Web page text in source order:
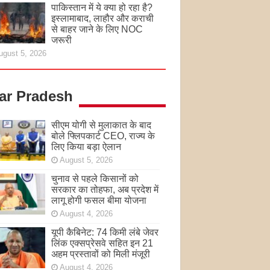
पाकिस्तान में ये क्या हो रहा है?
इस्लामाबाद, लाहौर और कराची
से बाहर जाने के लिए NOC
जरूरी
5, 2026
Pradesh
सीएम योगी से मुलाकात के बाद
बोले फ्लिपकार्ट CEO, राज्य के
लिए किया बड़ा ऐलान
August 5, 2026
चुनाव से पहले किसानों को
सरकार का तोहफा, अब प्रदेश में
लागू होगी फसल बीमा योजना
August 4, 2026
यूपी कैबिनेट: 74 किमी लंबे जेवर
लिंक एक्सप्रेसवे सहित इन 21
अहम प्रस्तावों को मिली मंजूरी
August 4, 2026